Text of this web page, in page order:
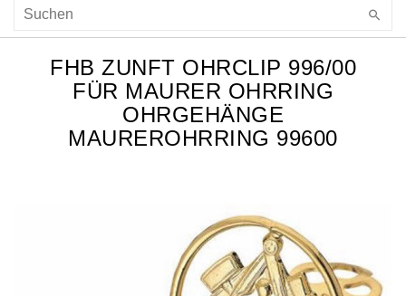
FHB ZUNFT OHRCLIP 996/00
FÜR MAURER OHRRING
OHRGEHÄNGE
MAUREROHRRING 99600